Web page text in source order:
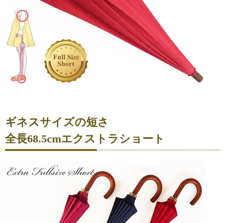
ギネスサイズの短さ
全長68.5cmエクストラショート